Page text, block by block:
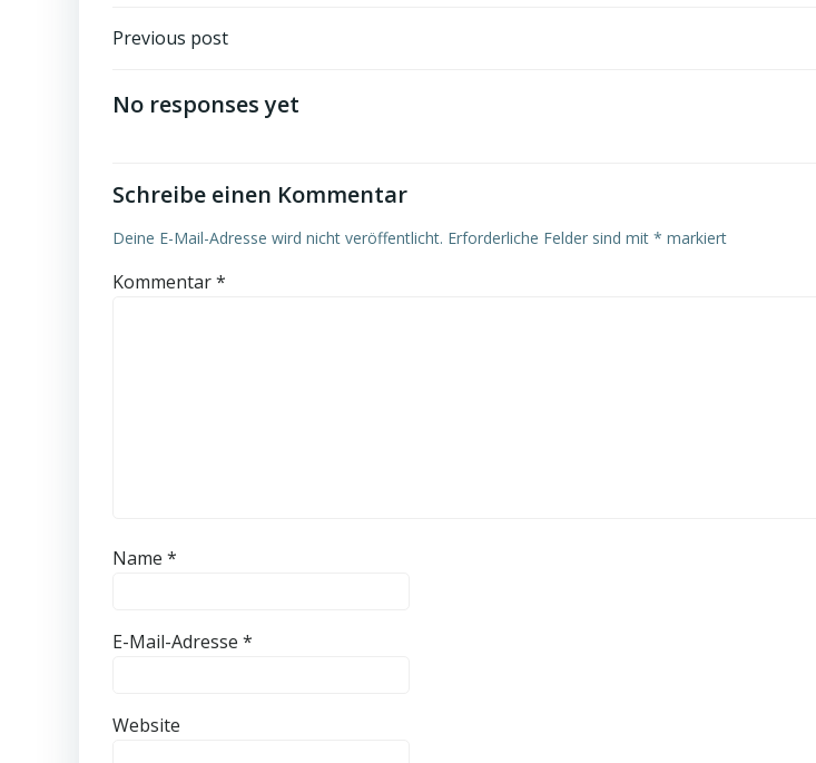
Post
navigation
Previous post
No responses yet
Schreibe einen Kommentar
Deine E-Mail-Adresse wird nicht veröffentlicht. Erforderliche Felder sind mit * markiert
Kommentar*
Name *
E-Mail-Adresse *
Website